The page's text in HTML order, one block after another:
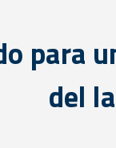
para
del